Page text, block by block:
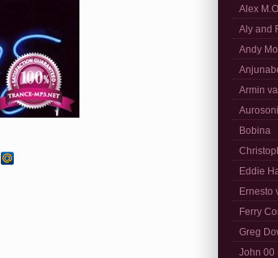
Alex
Aly and
Andy
Armin
Bobina
Eddie
Ernesto
Ferry
Greg
John 00